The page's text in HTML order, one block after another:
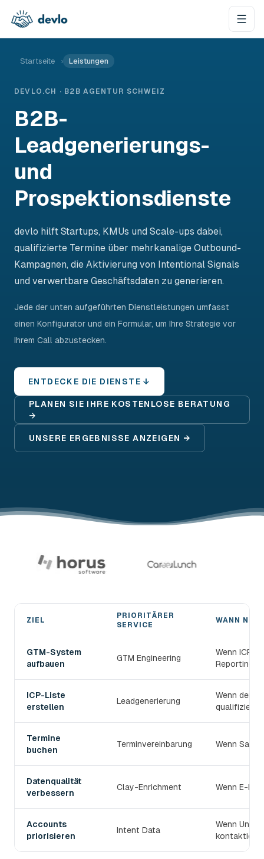
Startseite › Leistungen
DEVLO.CH · B2B AGENTUR SCHWEIZ
B2B-
Leadgenerierungs-
und
Prospektionsdienste
devlo hilft Startups, KMUs und Scale-ups dabei,
qualifizierte Termine über mehrkanalige Outbound-
Kampagnen, die Aktivierung von Intentional Signals
und verwertbare Geschäftsdaten zu generieren.
Jede der unten aufgeführten Dienstleistungen umfasst
einen Konfigurator und ein Formular, um Ihre Strategie vor
Ihrem Call abzustecken.
ENTDECKE DIE DIENSTE ↓
PLANEN SIE IHRE KOSTENLOSE BERATUNG
→
UNSERE ERGEBNISSE ANZEIGEN →
ZIEL
PRIORITÄRER
SERVICE
WANN
GTM-System
aufbauen
GTM Engineering
Wenn ICP,
Reporting
ICP-Liste
erstellen
Leadgenerierung
Wenn der
qualifiziert
Termine
buchen
Terminvereinbarung Wenn
Datenqualität
verbessern
Clay-Enrichment Wenn E-
Accounts
priorisieren
Intent Data
Wenn
kontaktiert